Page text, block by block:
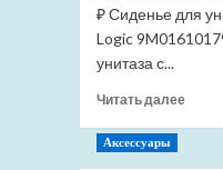
280
1jet
₽ Сиденье для
Logic
унитаза с...
Читать далее
Аксессуары